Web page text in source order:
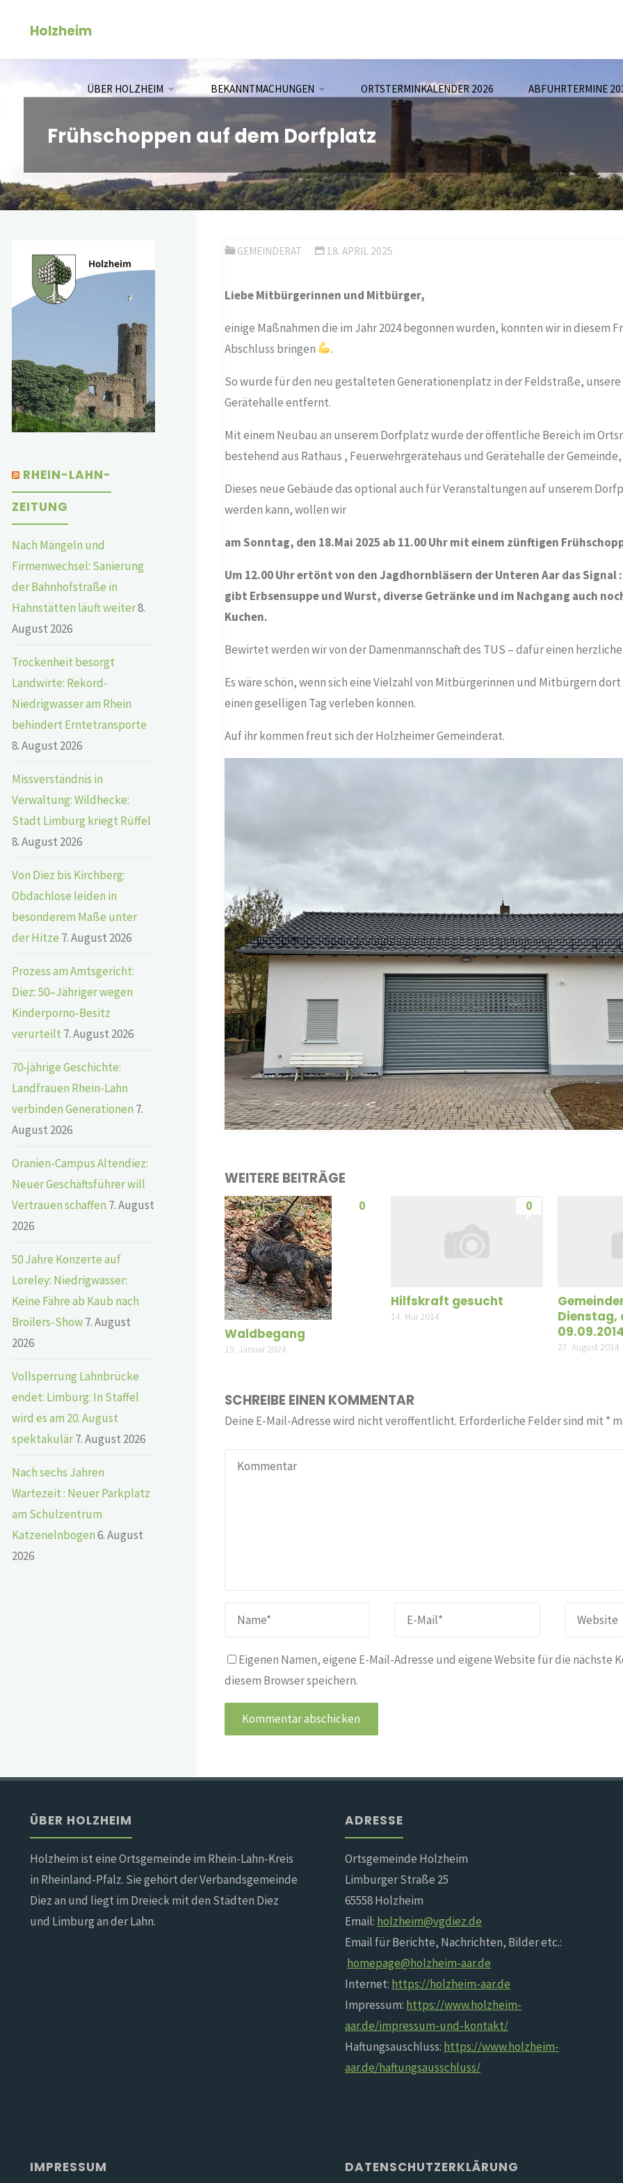
Holzheim
ÜBER HOLZHEIM BEKANNTMACHUNGEN ORTSTERMINKALENDER 2026 ABFUHRTERMINE
Frühschoppen auf dem Dorfplatz
GEMEINDERAT 18. APRIL 2025
Liebe Mitbürgerinnen und Mitbürger,
einige Maßnahmen die im Jahr 2024 begonnen wurden, konnten wir in diesem
Abschluss bringen
.
So wurde für den neu gestalteten Generationenplatz in der Feldstraße,
Gerätehalle entfernt.
Mit einem Neubau an unserem Dorfplatz wurde der öffentliche Bereich im
bestehend aus Rathaus , Feuerwehrgerätehaus und Gerätehalle der
Dieses neue Gebäude das optional auch für Veranstaltungen auf unserem
werden kann, wollen wir
am Sonntag, den 18.Mai 2025 ab 11.00 Uhr mit einem zünftigen
Um 12.00 Uhr ertönt von den Jagdhornbläsern der Unteren Aar das Signal :
gibt Erbsensuppe und Wurst, diverse Getränke und im Nachgang auch
Kuchen.
Bewirtet werden wir von der Damenmannschaft des TUS – dafür einen
Es wäre schön, wenn sich eine Vielzahl von Mitbürgerinnen und Mitbürgern
einen geselligen Tag verleben können.
Auf ihr kommen freut sich der Holzheimer Gemeinderat.
WEITERE BEITRÄGE
0
Waldbegang
19. Januar 2024
0
Hilfskraft gesucht
14. Mai 2014
Dienstag,
27. August 2014
SCHREIBE EINEN KOMMENTAR
Deine E-Mail-Adresse wird nicht veröffentlicht. Erforderliche Felder sind mit *
Eigenen Namen, eigene E-Mail-Adresse und eigene Website für die nächste
diesem Browser speichern.
RHEIN-LAHN-
ZEITUNG
Nach Mängeln und
Firmenwechsel: Sanierung
der Bahnhofstraße in
Hahnstätten läuft weiter8.
August 2026
Trockenheit besorgt
Landwirte: Rekord-
Niedrigwasser am Rhein
behindert Erntetransporte
8. August 2026
Missverständnis in
Verwaltung: Wildhecke:
Stadt Limburg kriegt Rüffel
8. August 2026
Von Diez bis Kirchberg:
Obdachlose leiden in
besonderem Maße unter
der Hitze 7. August 2026
Prozess am Amtsgericht:
Diez: 50–Jähriger wegen
Kinderporno-Besitz
verurteilt 7. August 2026
70-jährige Geschichte:
Landfrauen Rhein-Lahn
verbinden Generationen 7.
August 2026
Oranien-Campus Altendiez:
Neuer Geschäftsführer will
Vertrauen schaffen 7. August
2026
50 Jahre Konzerte auf
Loreley: Niedrigwasser:
Keine Fähre ab Kaub nach
Broilers-Show7. August
2026
Vollsperrung Lahnbrücke
endet: Limburg: In Staffel
wird es am 20. August
spektakulär7. August 2026
Nach sechs Jahren
Wartezeit : Neuer Parkplatz
am Schulzentrum
Katzenelnbogen6. August
2026
ÜBER HOLZHEIM
Holzheim ist eine Ortsgemeinde im Rhein-Lahn-Kreis
in Rheinland-Pfalz. Sie gehört der Verbandsgemeinde
Diez an und liegt im Dreieck mit den Städten Diez
und Limburg an der Lahn.
ADRESSE
Ortsgemeinde Holzheim
Limburger Straße 25
65558 Holzheim
Email: holzheim@vgdiez.de
Email für Berichte, Nachrichten, Bilder etc.:
homepage@holzheim-aar.de
Internet: https://holzheim-aar.de
Impressum: https://www.holzheim-
aar.de/impressum-und-kontakt/
Haftungsauschluss: https://www.holzheim-
aar.de/haftungsausschluss/
IMPRESSUM DATENSCHUTZERKLÄRUNG